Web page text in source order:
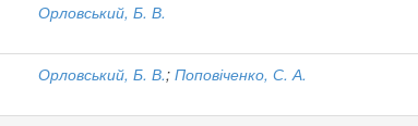
Орловський, Б. В.
Орловський, Б. В.; Поповіченко, С. А.